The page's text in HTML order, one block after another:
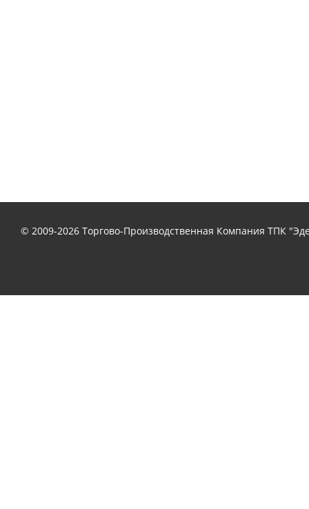
© 2009-2026 Торгово-Производственная Компания ТПК